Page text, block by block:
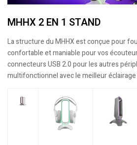
MHHX 2 EN 1 STAND
La structure du MHHX est conçue pour
confortable et maniable pour vos
connecteurs USB 2.0 pour les autres
multifonctionnel avec le meilleur éclairage